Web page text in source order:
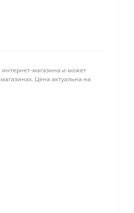
интернет-магазина и может
Цена актуальна на